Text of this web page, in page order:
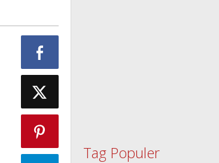
Tag Populer